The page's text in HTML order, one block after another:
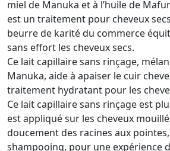
miel de Manuka et à l’huile de
est un traitement pour cheveux
beurre de karité du commerce
sans effort les cheveux secs.
Ce lait capillaire sans rinçage,
Manuka, aide à apaiser le cuir
traitement hydratant pour les
Ce lait capillaire sans rinçage est
est appliqué sur les cheveux
doucement des racines aux
shampooing, pour une expérience